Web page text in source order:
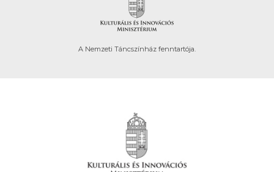
A Nemzeti Táncszínház fenntartója.